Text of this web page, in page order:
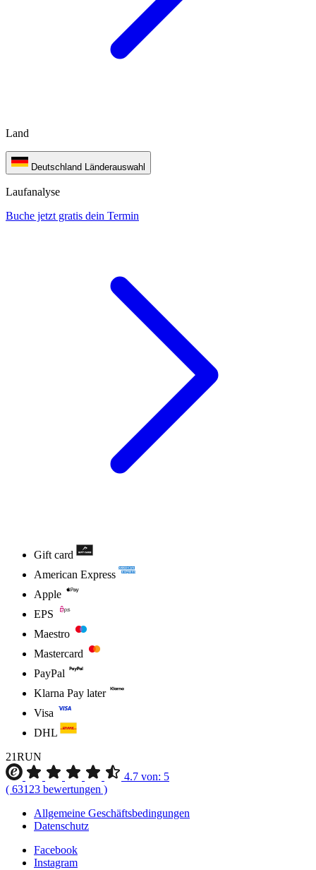
Land
Deutschland Länderauswahl
Laufanalyse
Buche jetzt gratis dein Termin
Gift card
American Express
Apple
EPS
Maestro
Mastercard
PayPal
Klarna Pay later
Visa
DHL
21RUN
4.7 von: 5
( 63123 bewertungen )
Allgemeine Geschäftsbedingungen
Datenschutz
Facebook
Instagram